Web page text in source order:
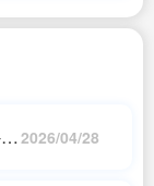
2026/04/28